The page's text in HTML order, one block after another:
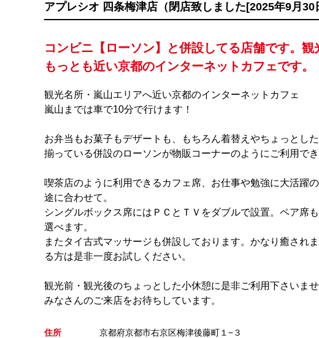
アプレシオ 四条梅津店（閉店致しました[2025年9月30
コンビニ【ローソン】と併設してる店舗です。観
もっとも近い京都のインターネットカフェです。
観光名所・嵐山エリアへ近い京都のインターネットカフェ
嵐山までは車で10分で行けます！
お弁当もお菓子もデザートも、もちろん着替えやちょっとし
揃っている併設のローソンが物販コーナーのようにご利用でき
喫茶店のように利用できるカフェ席、お仕事や勉強に大活躍
途に合わせて。
シングルボックス席にはＰＣとＴＶをダブルで設置。ペア席
選べます。
またタイ古式マッサージも併設しております。かなり癒され
る方は是非一度お試しください。
観光前・観光後のちょっとした小休憩に是非ご利用下さいませ
みなさんのご来店をお待ちしています。
住所 京都府京都市右京区梅津後藤町１−３